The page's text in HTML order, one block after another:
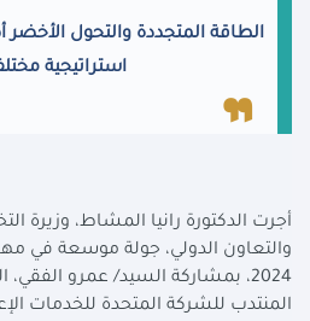
الطاقة المتجددة والتحول
استراتيجية
أجرت الدكتورة رانيا المشاط، وزيرة
والتعاون الدولي، جولة موسعة في
2024، بمشاركة السيد/ عمرو
المنتدب للشركة المتحدة للخدمات